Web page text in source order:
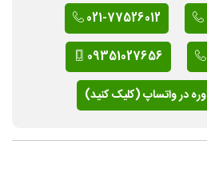
021-77526012
09351027656
در واتساپ (کلیک کنید)